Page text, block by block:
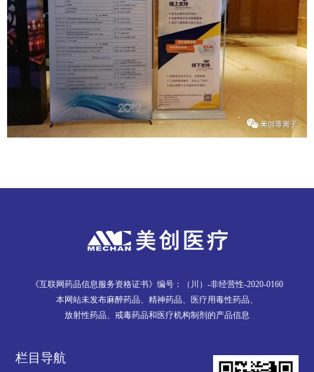
《互联网药品信息服务资格证书》编号：（川）-非经营性-2020-0160
本网站未发布麻醉药品、精神药品、医疗用毒性药品、
放射性药品、戒毒药品和医疗机构制剂的产品信息
栏目导航